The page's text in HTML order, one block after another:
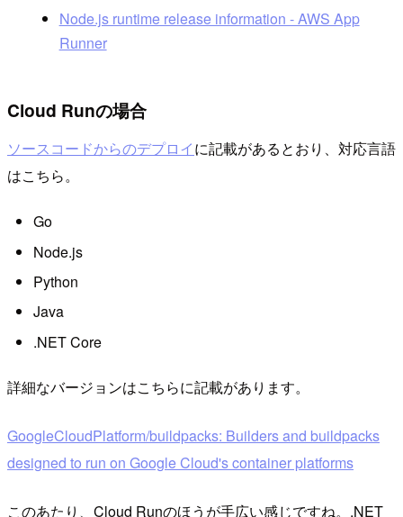
Node.js runtime release information - AWS App
Runner
Cloud Runの場合
ソースコードからのデプロイに記載があるとおり、対応言語
はこちら。
Go
Node.js
Python
Java
.NET Core
詳細なバージョンはこちらに記載があります。
GoogleCloudPlatform/buildpacks: Builders and buildpacks
designed to run on Google Cloud's container platforms
このあたり、Cloud Runのほうが手広い感じですね。.NET